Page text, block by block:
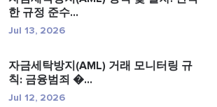
한 규정 준수...
Jul 13, 2026
자금세탁방지(AML) 거래 모니터링 규
칙: 금융범죄 �...
Jul 12, 2026